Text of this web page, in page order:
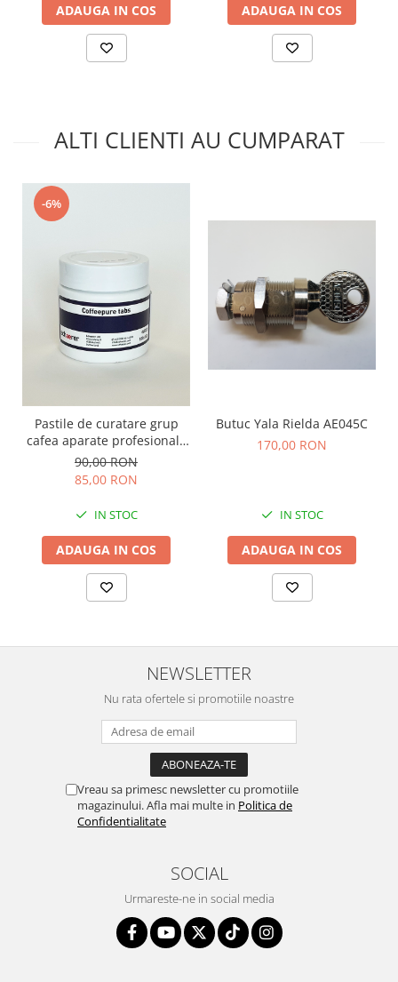
ADAUGA IN COS ADAUGA IN COS
ALTI CLIENTI AU CUMPARAT
-6%
Pastile de curatare grup
cafea aparate profesionale
Schaerer WMF 100x1.2g
90,00 RON
85,00 RON
IN STOC
ADAUGA IN COS
Butuc Yala Rielda AE045C
170,00 RON
IN STOC
ADAUGA IN COS
NEWSLETTER
Nu rata ofertele si promotiile noastre
Vreau sa primesc newsletter cu promotiile
magazinului. Afla mai multe in Politica de
Confidentialitate
SOCIAL
Urmareste-ne in social media